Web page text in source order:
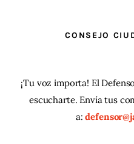
CONSEJO
¡Tu voz importa! El
escucharte. Envía tus
a: